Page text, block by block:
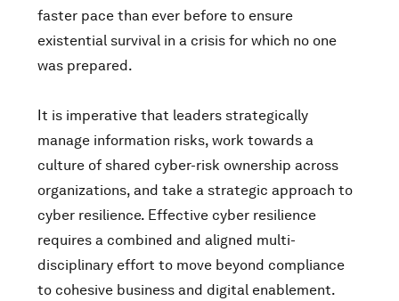
faster pace than ever before to ensure
existential survival in a crisis for which no one
was prepared.
It is imperative that leaders strategically
manage information risks, work towards a
culture of shared cyber-risk ownership across
organizations, and take a strategic approach to
cyber resilience. Effective cyber resilience
requires a combined and aligned multi-
disciplinary effort to move beyond compliance
to cohesive business and digital enablement.